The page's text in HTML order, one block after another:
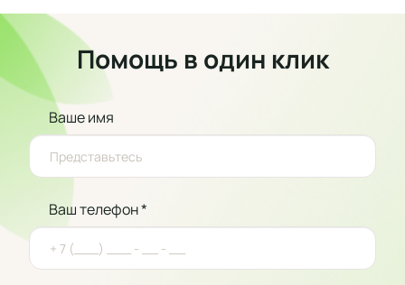
Помощь в один клик
Ваше имя
Ваш телефон *